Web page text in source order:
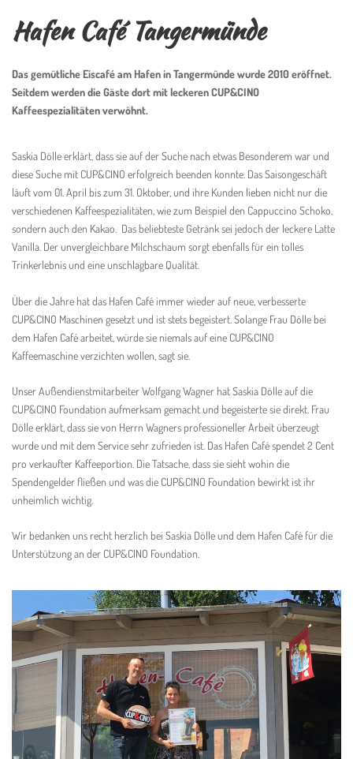
Hafen Café Tangermünde
Das gemütliche Eiscafé am Hafen in Tangermünde wurde 2010 eröffnet.
Seitdem werden die Gäste dort mit leckeren CUP&CINO
Kaffeespezialitäten verwöhnt.
Saskia Dölle erklärt, dass sie auf der Suche nach etwas Besonderem war und
diese Suche mit CUP&CINO erfolgreich beenden konnte. Das Saisongeschäft
läuft vom 01. April bis zum 31. Oktober, und ihre Kunden lieben nicht nur die
verschiedenen Kaffeespezialitäten, wie zum Beispiel den Cappuccino Schoko,
sondern auch den Kakao. Das beliebteste Getränk sei jedoch der leckere Latte
Vanilla. Der unvergleichbare Milchschaum sorgt ebenfalls für ein tolles
Trinkerlebnis und eine unschlagbare Qualität.
Über die Jahre hat das Hafen Café immer wieder auf neue, verbesserte
CUP&CINO Maschinen gesetzt und ist stets begeistert. Solange Frau Dölle bei
dem Hafen Café arbeitet, würde sie niemals auf eine CUP&CINO
Kaffeemaschine verzichten wollen, sagt sie.
Unser Außendienstmitarbeiter Wolfgang Wagner hat Saskia Dölle auf die
CUP&CINO Foundation aufmerksam gemacht und begeisterte sie direkt. Frau
Dölle erklärt, dass sie von Herrn Wagners professioneller Arbeit überzeugt
wurde und mit dem Service sehr zufrieden ist. Das Hafen Café spendet 2 Cent
pro verkaufter Kaffeeportion. Die Tatsache, dass sie sieht wohin die
Spendengelder fließen und was die CUP&CINO Foundation bewirkt ist ihr
unheimlich wichtig.
Wir bedanken uns recht herzlich bei Saskia Dölle und dem Hafen Café für die
Unterstützung an der CUP&CINO Foundation.